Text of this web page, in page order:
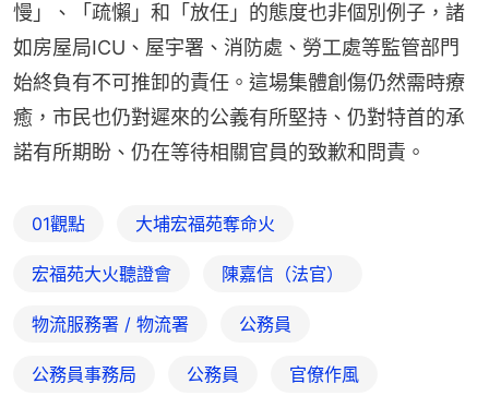
慢」、「疏懶」和「放任」的態度也非個別例子，諸
如房屋局ICU、屋宇署、消防處、勞工處等監管部門
始終負有不可推卸的責任。這場集體創傷仍然需時療
癒，市民也仍對遲來的公義有所堅持、仍對特首的承
諾有所期盼、仍在等待相關官員的致歉和問責。
01觀點 大埔宏福苑奪命火
宏福苑大火聽證會 陳嘉信（法官）
物流服務署 / 物流署 公務員
公務員事務局 公務員 官僚作風